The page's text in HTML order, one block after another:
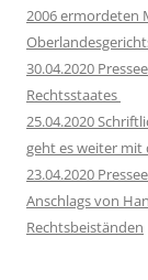
2006 ermordeten
30.04.2020
Rechtsstaates
25.04.2020
geht es weiter mit
23.04.2020
Anschlags von
Rechtsbeiständen